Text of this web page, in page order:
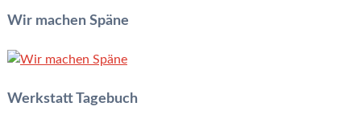
Wir machen Späne
Werkstatt Tagebuch